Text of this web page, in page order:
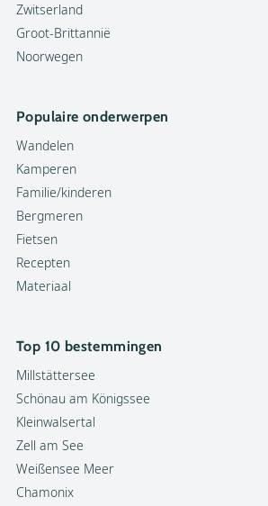
Zwitserland
Groot-Brittannië
Noorwegen
Populaire onderwerpen
Wandelen
Kamperen
Familie/kinderen
Bergmeren
Fietsen
Recepten
Materiaal
Top 10 bestemmingen
Millstättersee
Schönau am Königssee
Kleinwalsertal
Zell am See
Weißensee Meer
Chamonix